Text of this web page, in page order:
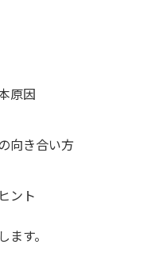
原因
向き合い方
ント
す。